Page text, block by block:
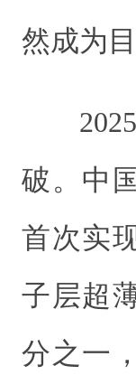
然成为
破。中
首次实
子层超
分之一